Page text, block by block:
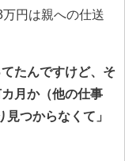
円は親への仕送
たんですけど、そ
月か（他の仕事
つからなくて」